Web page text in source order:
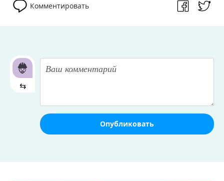
Комментировать
⇆
Опубликовать